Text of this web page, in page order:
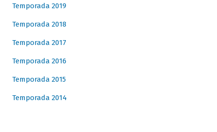
Temporada 2019
Temporada 2018
Temporada 2017
Temporada 2016
Temporada 2015
Temporada 2014